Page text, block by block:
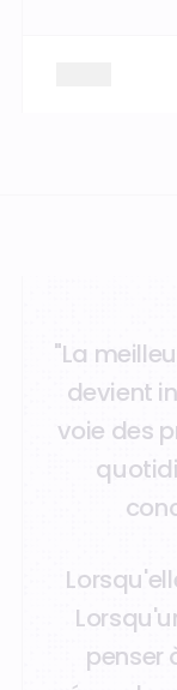
"La meilleu
devient in
voie des p
quotidi
con
Lorsqu'ell
Lorsqu'u
penser